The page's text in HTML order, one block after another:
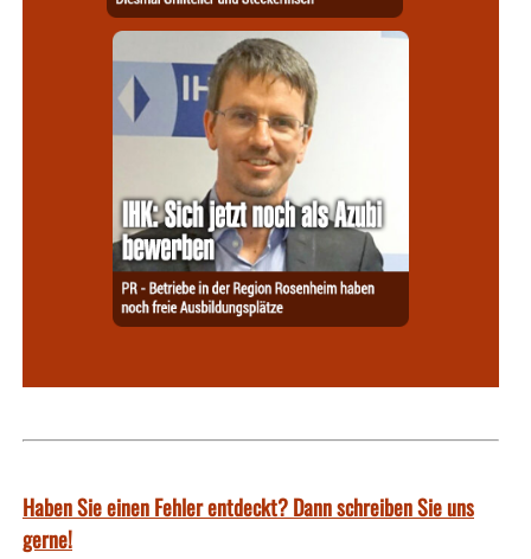
Haben Sie einen Fehler entdeckt? Dann schreiben Sie uns
gerne!